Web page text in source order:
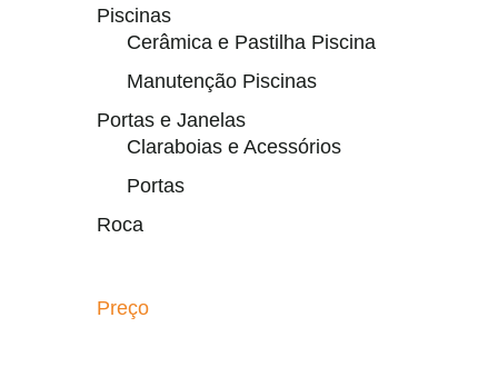
Piscinas
Cerâmica e Pastilha Piscina
Manutenção Piscinas
Portas e Janelas
Claraboias e Acessórios
Portas
Roca
Preço